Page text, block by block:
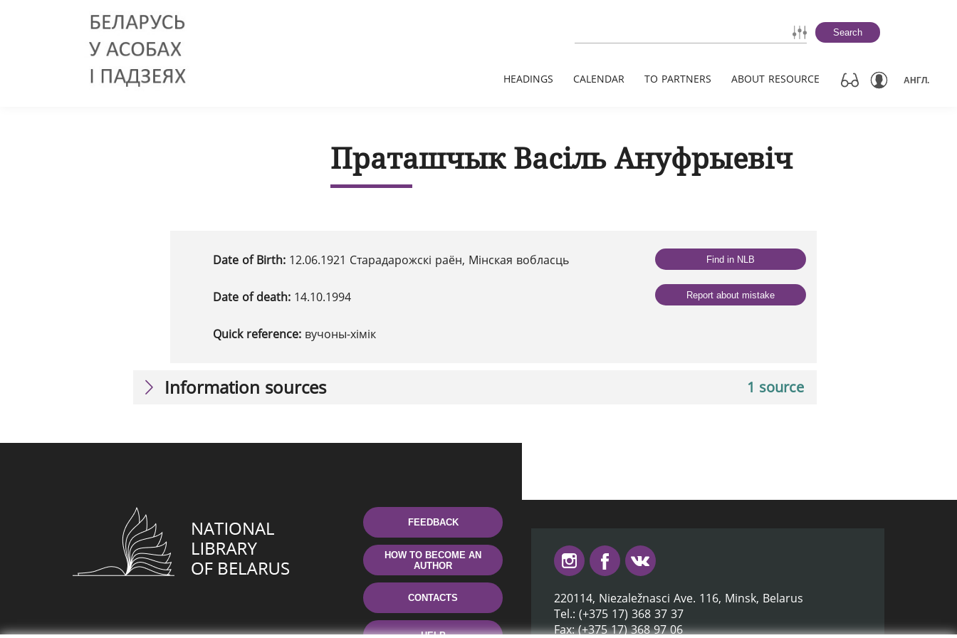
Search
HEADINGS CALENDAR TO PARTNERS ABOUT RESOURCE АНГЛ.
Праташчык Васіль Ануфрыевіч
Date of Birth: 12.06.1921 Старадарожскі раён, Мінская вобласць
Date of death: 14.10.1994
Quick reference: вучоны-хімік
Find in NLB
Report about mistake
1 source
Information sources
FEEDBACK
HOW TO BECOME AN
AUTHOR
CONTACTS
HELP
220114, Niezaležnasci Ave. 116, Minsk, Belarus
Tel.: (+375 17) 368 37 37
Fax: (+375 17) 368 97 06